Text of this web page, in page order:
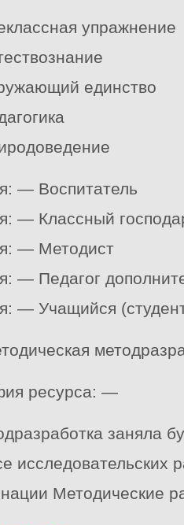
упражнение
единство
— Воспитатель
— Классный
— Методист
— Педагог
— Учащийся
ресурса: —
заняла
исследовательских
Методические